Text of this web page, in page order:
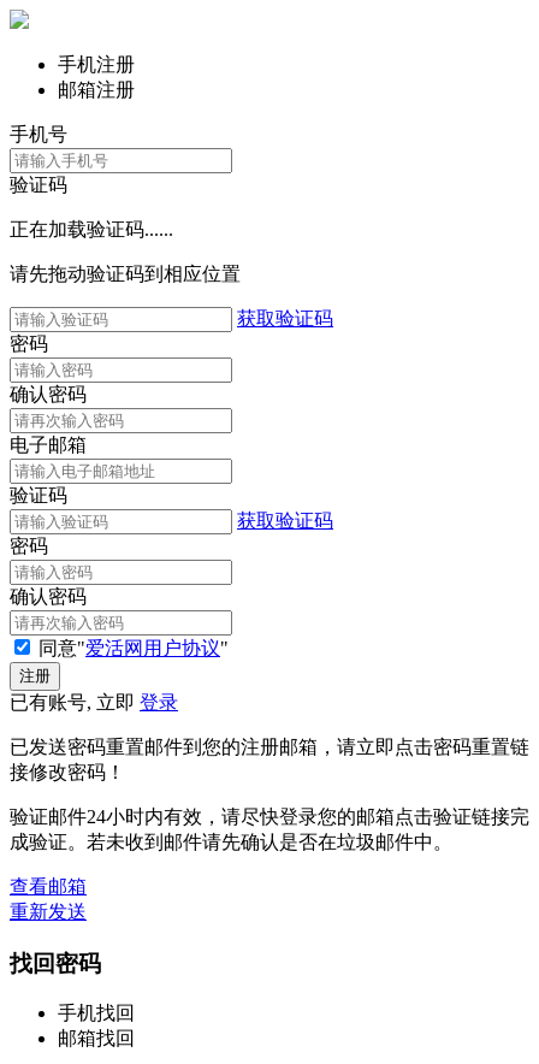
手机注册
邮箱注册
手机号
验证码
正在加载验证码......
请先拖动验证码到相应位置
获取验证码
密码
确认密码
电子邮箱
验证码
获取验证码
密码
确认密码
同意"爱活网用户协议"
已有账号, 立即 登录
已发送密码重置邮件到您的注册邮箱，请立即点击密码重置链
接修改密码！
验证邮件24小时内有效，请尽快登录您的邮箱点击验证链接完
成验证。若未收到邮件请先确认是否在垃圾邮件中。
查看邮箱
重新发送
找回密码
手机找回
邮箱找回